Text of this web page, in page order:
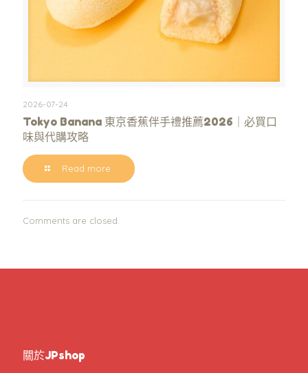
2026-07-24
Tokyo Banana 東京香蕉伴手禮推薦2026｜必買口
味與代購攻略
Read more
Comments are closed.
關於JPshop